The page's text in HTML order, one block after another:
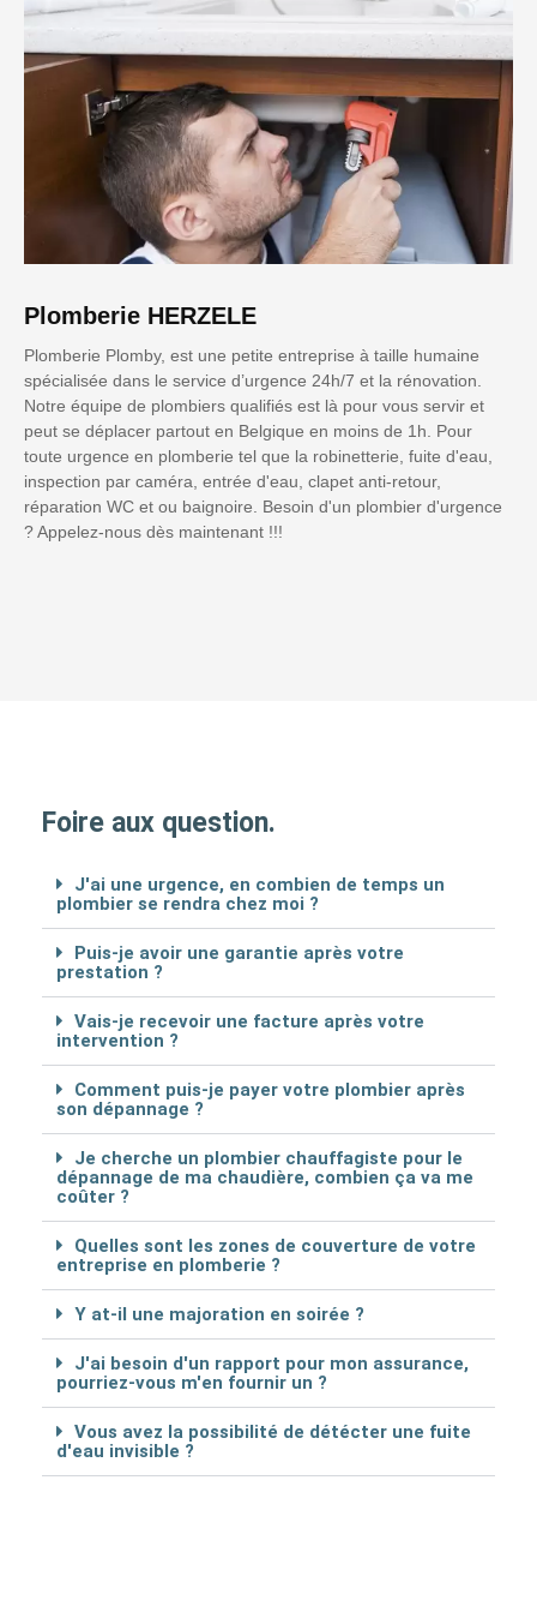
Plomberie HERZELE
Plomberie Plomby, est une petite entreprise à taille humaine
spécialisée dans le service d’urgence 24h/7 et la rénovation.
Notre équipe de plombiers qualifiés est là pour vous servir et
peut se déplacer partout en Belgique en moins de 1h. Pour
toute urgence en plomberie tel que la robinetterie, fuite d'eau,
inspection par caméra, entrée d'eau, clapet anti-retour,
réparation WC et ou baignoire. Besoin d'un plombier d'urgence
? Appelez-nous dès maintenant !!!
Foire aux question.
J'ai une urgence, en combien de temps un
plombier se rendra chez moi ?
Puis-je avoir une garantie après votre
prestation ?
Vais-je recevoir une facture après votre
intervention ?
Comment puis-je payer votre plombier après
son dépannage ?
Je cherche un plombier chauffagiste pour le
dépannage de ma chaudière, combien ça va me
coûter ?
Quelles sont les zones de couverture de votre
entreprise en plomberie ?
Y at-il une majoration en soirée ?
J'ai besoin d'un rapport pour mon assurance,
pourriez-vous m'en fournir un ?
Vous avez la possibilité de détécter une fuite
d'eau invisible ?